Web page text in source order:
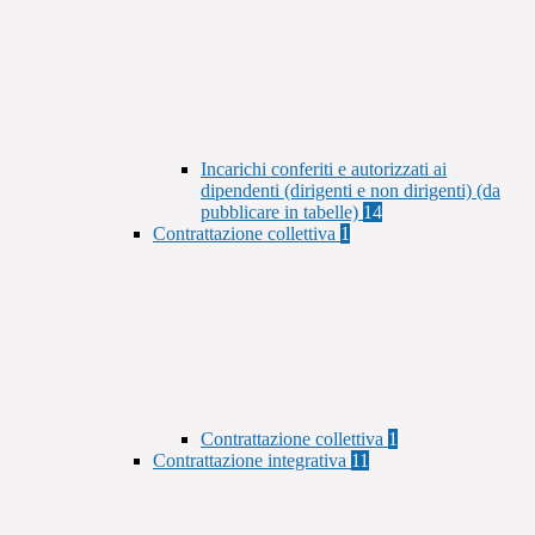
Incarichi conferiti e autorizzati ai
dipendenti (dirigenti e non dirigenti) (da
pubblicare in tabelle) 14
Contrattazione collettiva 1
Contrattazione collettiva 1
Contrattazione integrativa 11